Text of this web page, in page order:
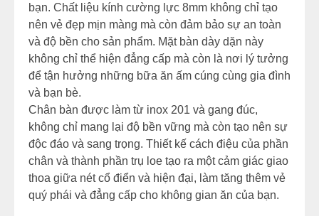
bạn. Chất liệu kính cường lực 8mm không chỉ tạo
nên vẻ đẹp mịn màng mà còn đảm bảo sự an toàn
và độ bền cho sản phẩm. Mặt bàn dày dặn này
không chỉ thể hiện đẳng cấp mà còn là nơi lý tưởng
để tận hưởng những bữa ăn ấm cúng cùng gia đình
và bạn bè.
Chân bàn được làm từ inox 201 và gang đúc,
không chỉ mang lại độ bền vững mà còn tạo nên sự
độc đáo và sang trọng. Thiết kế cách điệu của phần
chân và thành phần trụ loe tạo ra một cảm giác giao
thoa giữa nét cổ điển và hiện đại, làm tăng thêm vẻ
quý phái và đẳng cấp cho không gian ăn của bạn.